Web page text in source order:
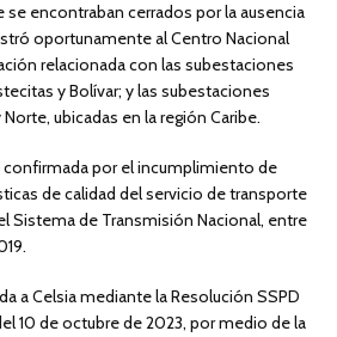
encontraban cerrados por la ausencia
oportunamente al Centro Nacional
relacionada con las subestaciones
y Bolívar; y las subestaciones
ubicadas en la región Caribe.
por el incumplimiento de
de calidad del servicio de transporte
Sistema de Transmisión Nacional, entre
a Celsia mediante la Resolución SSPD
10 de octubre de 2023, por medio de la